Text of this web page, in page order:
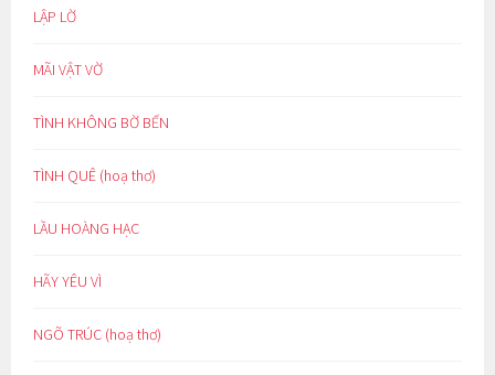
LẬP LỜ
MÃI VẬT VỜ
TÌNH KHÔNG BỜ BẾN
TÌNH QUÊ (hoạ thơ)
LẦU HOÀNG HẠC
HÃY YÊU VÌ
NGÕ TRÚC (hoạ thơ)